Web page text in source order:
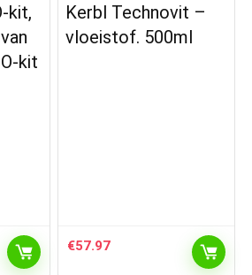
kit,
kit
Kerbl Technovit –
vloeistof. 500ml
€57.97